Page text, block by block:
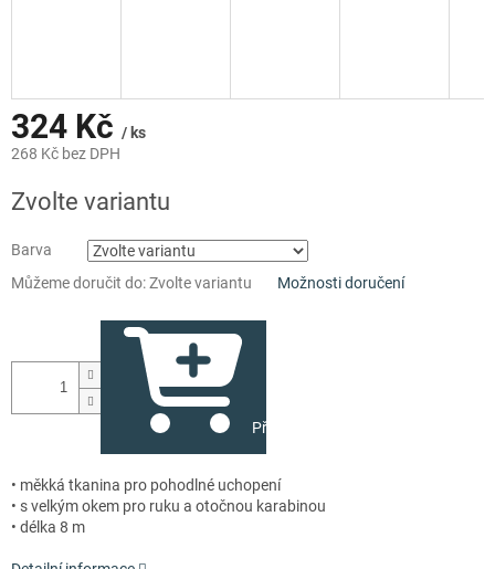
324 Kč / ks
268 Kč bez DPH
cena:
Zvolte variantu
Barva
Můžeme doručit do:Zvolte variantu Možnosti doručení
Přidat do košíku
• měkká tkanina pro pohodlné uchopení
• s velkým okem pro ruku a otočnou karabinou
• délka 8 m